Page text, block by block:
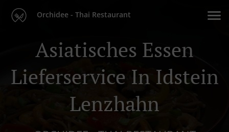
Orchidee - Thai Restaurant
Asiatisches Essen
Lieferservice In Idstein
Lenzhahn